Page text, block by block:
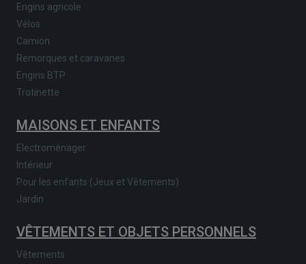
Engins agricole
Vélos
Camion
Remorques et caravanes
Engins BTP
Trotinette
MAISONS ET ENFANTS
Electroménager
Intérieur
Pour les enfants (Jeux et Vêtements)
Jardin
VÊTEMENTS ET OBJETS PERSONNELS
Vêtements